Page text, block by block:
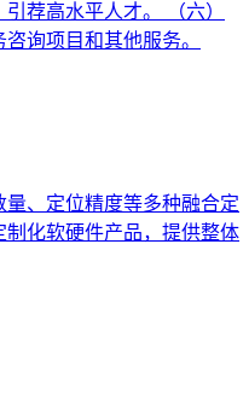
荐高水平人才。 （六）
询项目和其他服务。
、定位精度等多种融合定
化软硬件产品，提供整体